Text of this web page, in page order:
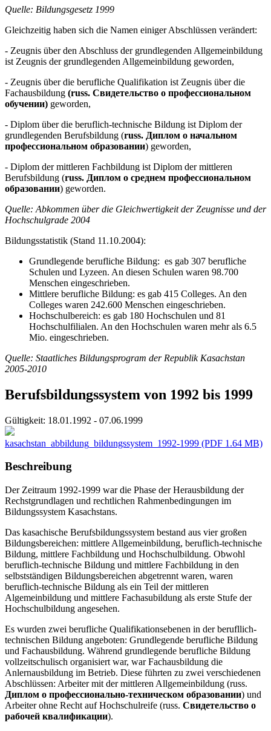
Quelle: Bildungsgesetz 1999
Gleichzeitig haben sich die Namen einiger Abschlüssen verändert:
- Zeugnis über den Abschluss der grundlegenden Allgemeinbildung
ist Zeugnis der grundlegenden Allgemeinbildung geworden,
- Zeugnis über die berufliche Qualifikation ist Zeugnis über die
Fachausbildung (russ. Свидетельство о профессиональном
обучении) geworden,
- Diplom über die beruflich-technische Bildung ist Diplom der
grundlegenden Berufsbildung (russ. Диплом о начальном
профессиональном образовании) geworden,
- Diplom der mittleren Fachbildung ist Diplom der mittleren
Berufsbildung (russ. Диплом о среднем профессиональном
образовании) geworden.
Quelle: Abkommen über die Gleichwertigkeit der Zeugnisse und der
Hochschulgrade 2004
Bildungsstatistik (Stand 11.10.2004):
Grundlegende berufliche Bildung: es gab 307 berufliche
Schulen und Lyzeen. An diesen Schulen waren 98.700
Menschen eingeschrieben.
Mittlere berufliche Bildung: es gab 415 Colleges. An den
Colleges waren 242.600 Menschen eingeschrieben.
Hochschulbereich: es gab 180 Hochschulen und 81
Hochschulfilialen. An den Hochschulen waren mehr als 6.5
Mio. eingeschrieben.
Quelle: Staatliches Bildungsprogram der Republik Kasachstan
2005-2010
Berufsbildungssystem von 1992 bis 1999
Gültigkeit: 18.01.1992 - 07.06.1999
kasachstan_abbildung_bildungssystem_1992-1999 (PDF 1.64 MB)
Beschreibung
Der Zeitraum 1992-1999 war die Phase der Herausbildung der
Rechstgrundlagen und rechtlichen Rahmenbedingungen im
Bildungssystem Kasachstans.
Das kasachische Berufsbildungssystem bestand aus vier großen
Bildungsbereichen: mittlere Allgemeinbildung, beruflich-technische
Bildung, mittlere Fachbildung und Hochschulbildung. Obwohl
beruflich-technische Bildung und mittlere Fachbildung in den
selbstständigen Bildungsbereichen abgetrennt waren, waren
beruflich-technische Bildung als ein Teil der mittleren
Algemeinbildung und mittlere Fachasubildung als erste Stufe der
Hochschulbildung angesehen.
Es wurden zwei berufliche Qualifikationsebenen in der berufllich-
technischen Bildung angeboten: Grundlegende berufliche Bildung
und Fachausbildung. Während grundlegende berufliche Bildung
vollzeitschulisch organisiert war, war Fachausbildung die
Anlernausbildung im Betrieb. Diese führten zu zwei verschiedenen
Abschlüssen: Arbeiter mit der mittleren Allgemeinbildung (russ.
Диплом о профессионально-техническом образовании) und
Arbeiter ohne Recht auf Hochschulreife (russ. Свидетельство о
рабочей квалификации).